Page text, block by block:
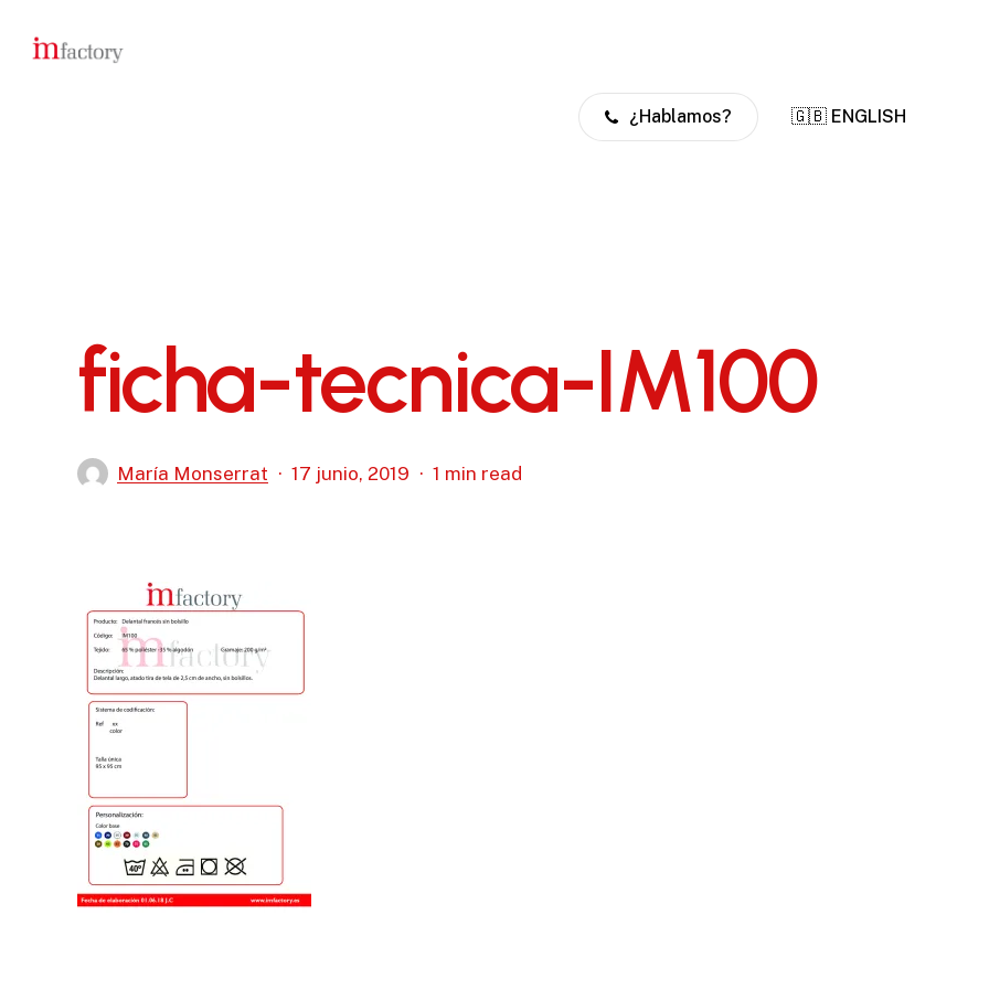
¿Hablamos? 🇬🇧 ENGLISH
ficha-tecnica-IM100
María Monserrat 17 junio, 2019 1 min read